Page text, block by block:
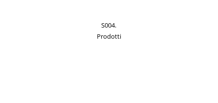
S004.
Prodotti